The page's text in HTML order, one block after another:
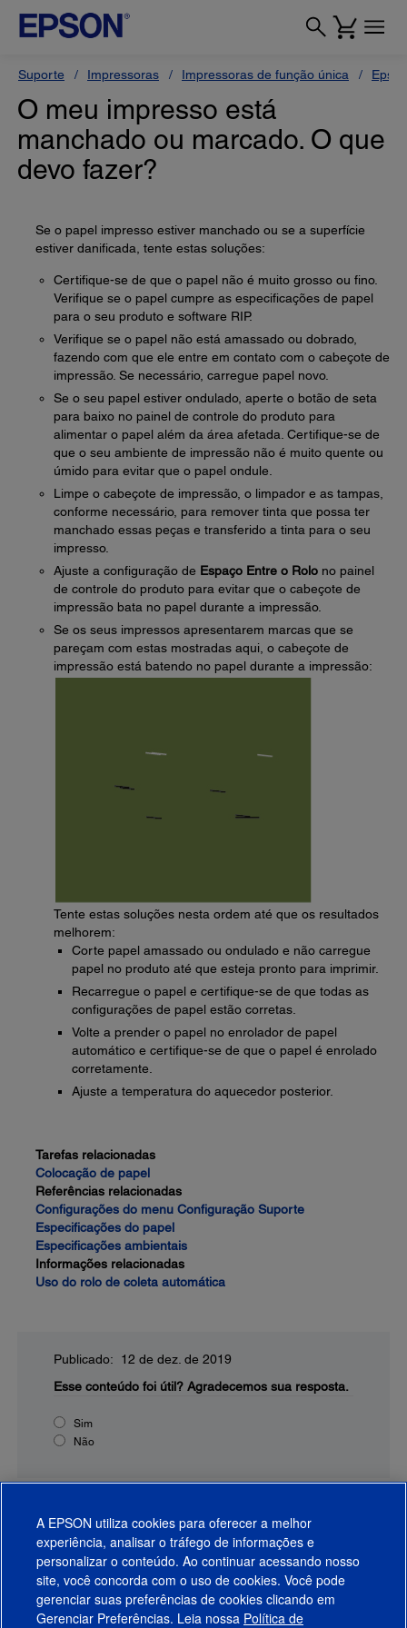
Suporte Impressoras Impressoras de função única
O meu impresso está
manchado ou marcado. O que
devo fazer?
Se o papel impresso estiver manchado ou se a superfície
estiver danificada, tente estas soluções:
Certifique-se de que o papel não é muito grosso ou fino.
Verifique se o papel cumpre as especificações de papel
para o seu produto e software RIP.
Verifique se o papel não está amassado ou dobrado,
fazendo com que ele entre em contato com o cabeçote de
impressão. Se necessário, carregue papel novo.
Se o seu papel estiver ondulado, aperte o botão de seta
para baixo no painel de controle do produto para
alimentar o papel além da área afetada. Certifique-se de
que o seu ambiente de impressão não é muito quente ou
úmido para evitar que o papel ondule.
Limpe o cabeçote de impressão, o limpador e as tampas,
conforme necessário, para remover tinta que possa ter
manchado essas peças e transferido a tinta para o seu
impresso.
Ajuste a configuração de Espaço Entre o Rolo no painel
de controle do produto para evitar que o cabeçote de
impressão bata no papel durante a impressão.
Se os seus impressos apresentarem marcas que se
pareçam com estas mostradas aqui, o cabeçote de
impressão está batendo no papel durante a impressão:
Tente estas soluções nesta ordem até que os resultados
melhorem:
Corte papel amassado ou ondulado e não carregue
papel no produto até que esteja pronto para imprimir.
Recarregue o papel e certifique-se de que todas as
configurações de papel estão corretas.
Volte a prender o papel no enrolador de papel
automático e certifique-se de que o papel é enrolado
corretamente.
Ajuste a temperatura do aquecedor posterior.
Tarefas relacionadas
Colocação de papel
Referências relacionadas
Configurações do menu Configuração Suporte
Especificações do papel
Especificações ambientais
Informações relacionadas
Uso do rolo de coleta automática
Publicado: 12 de dez. de 2019
Esse conteúdo foi útil? Agradecemos sua resposta.
Sim
Não
Produtos
A EPSON utiliza cookies para oferecer a melhor
experiência, analisar o tráfego de informações e
personalizar o conteúdo. Ao continuar acessando nosso
site, você concorda com o uso de cookies. Você pode
gerenciar suas preferências de cookies clicando em
Gerenciar Preferências. Leia nossa Política de